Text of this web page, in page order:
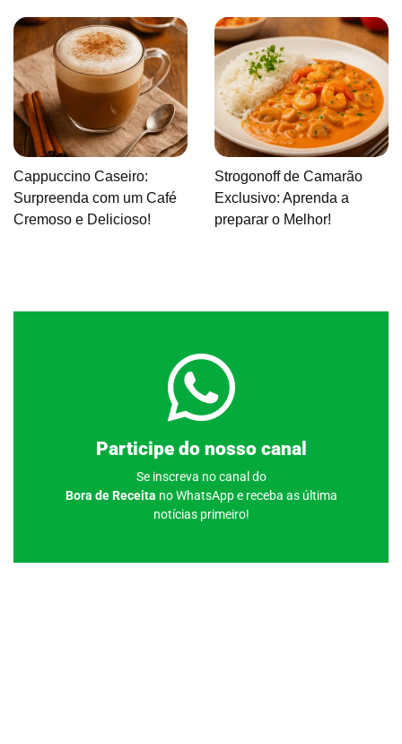
Cappuccino Caseiro:
Surpreenda com um Café
Cremoso e Delicioso!
Strogonoff de Camarão
Exclusivo: Aprenda a
preparar o Melhor!
Participe do nosso canal
Se inscreva no canal do
Bora de Receita no WhatsApp e receba as última
notícias primeiro!
Clique aqui